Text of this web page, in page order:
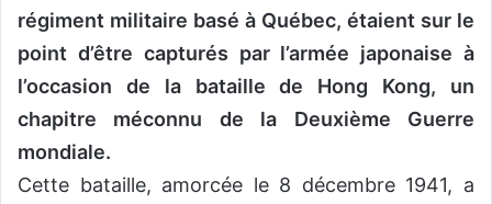
régiment militaire basé à Québec, étaient sur le
point d’être capturés par l’armée japonaise à
l’occasion de la bataille de Hong Kong, un
chapitre méconnu de la Deuxième Guerre
mondiale.
Cette bataille, amorcée le 8 décembre 1941, a